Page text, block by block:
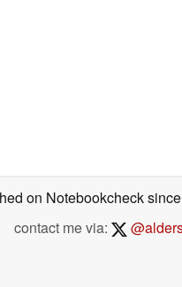
on Notebookcheck
contact me via: